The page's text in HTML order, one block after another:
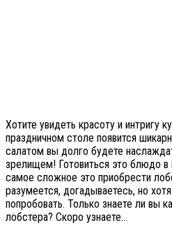
Хотите увидеть красоту и интригу
праздничном столе появится
салатом вы долго будете
зрелищем! Готовиться это блюдо в
самое сложное это приобрести
разумеется, догадываетесь, но
попробовать. Только знаете ли вы
лобстера? Скоро узнаете…